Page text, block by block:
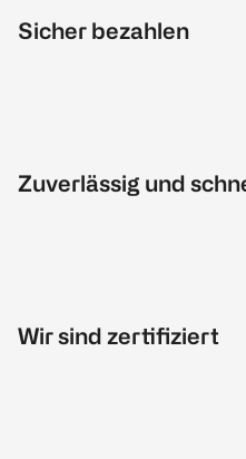
Sicher bezahlen
Zuverlässig und
Wir sind zertifiziert